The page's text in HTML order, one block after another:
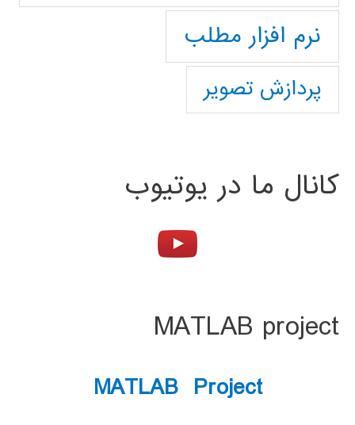
نرم افزار مطلب
پردازش تصویر
کانال ما در یوتیوب
MATLAB project
MATLAB Project